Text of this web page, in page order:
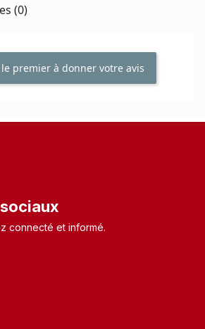
(0)
le premier à donner votre avis
connecté et informé.​